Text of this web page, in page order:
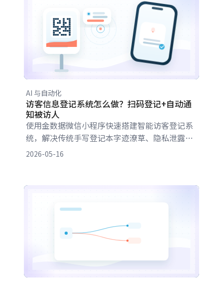
AI 与自动化
访客信息登记系统怎么做？扫码登记+自动通
知被访人
使用金数据微信小程序快速搭建智能访客登记系
统，解决传统手写登记本字迹潦草、隐私泄露、
查询困难等问题。通过AI一分钟创建登记表，实
更安全。
2026-05-16